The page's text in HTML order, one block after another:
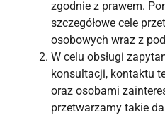
zgodnie z prawem.
szczegółowe cele
osobowych wraz z
W celu obsługi
konsultacji, kontaktu
oraz osobami
przetwarzamy takie